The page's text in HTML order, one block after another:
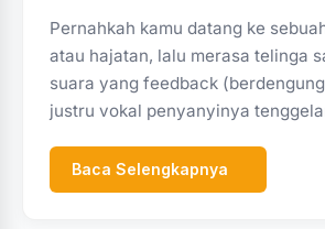
Pernahkah kamu datang ke
atau hajatan, lalu merasa telinga
suara yang feedback
justru vokal penyanyinya
Baca Selengkapnya